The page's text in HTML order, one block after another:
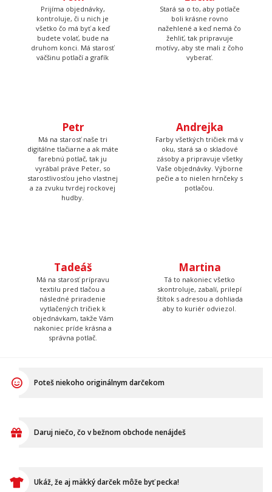
Prijíma objednávky,
kontroluje, či u nich je
všetko čo má byť a keď
budete volať, bude na
druhom konci. Má starosť
väčšinu potlačí a grafík
Stará sa o to, aby potlače
boli krásne rovno
nažehlené a keď nemá čo
žehliť, tak pripravuje
motívy, aby ste mali z čoho
vyberať.
Petr
Má na starosť naše tri
digitálne tlačiarne a ak máte
farebnú potlač, tak ju
vyrábal práve Peter, so
starostlivosťou jeho vlastnej
a za zvuku tvrdej rockovej
hudby.
Andrejka
Farby všetkých tričiek má v
oku, stará sa o skladové
zásoby a pripravuje všetky
Vaše objednávky. Výborne
pečie a to nielen hrnčeky s
potlačou.
Tadeáš
Má na starosť prípravu
textilu pred tlačou a
následné priradenie
vytlačených tričiek k
objednávkam, takže Vám
nakoniec príde krásna a
správna potlač.
Martina
Tá to nakoniec všetko
skontroluje, zabalí, prilepí
štítok s adresou a dohliada
aby to kuriér odviezol.
Poteš niekoho originálnym darčekom
Daruj niečo, čo v bežnom obchode nenájdeš
Ukáž, že aj mäkký darček môže byť pecka!